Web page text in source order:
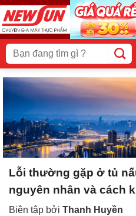
Skip
to
content
Tìm
kiếm:
Lỗi thường gặp ở tủ
nguyên nhân và cách
Biên tập bởi Thanh Huyền